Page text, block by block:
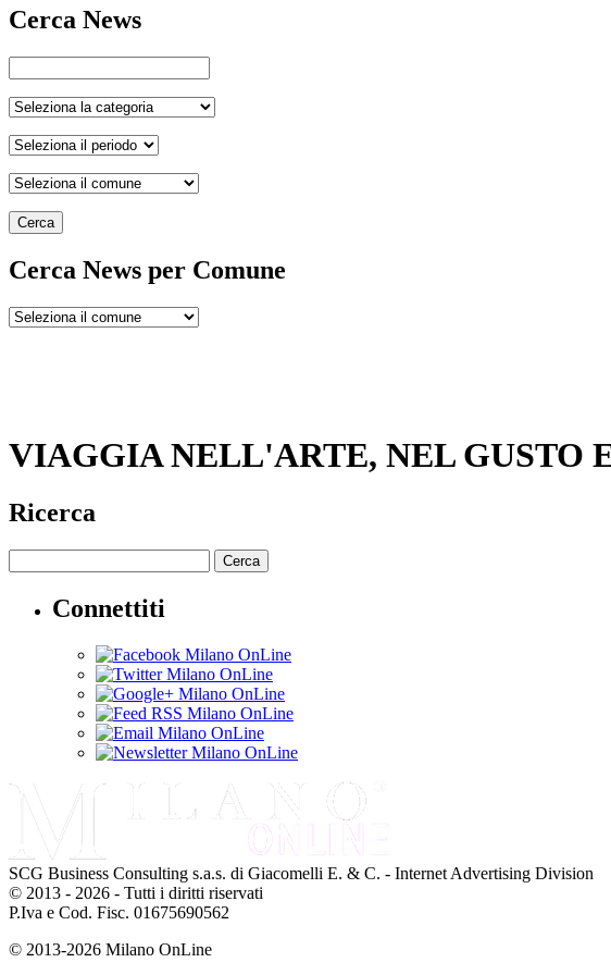
Cerca News
Cerca
Cerca News per Comune
VIAGGIA NELL'ARTE, NEL GUSTO
Ricerca
Cerca
Connettiti
SCG Business Consulting s.a.s. di Giacomelli E. & C. - Internet Advertising Division
© 2013 - 2026 - Tutti i diritti riservati
P.Iva e Cod. Fisc. 01675690562
© 2013-2026 Milano OnLine